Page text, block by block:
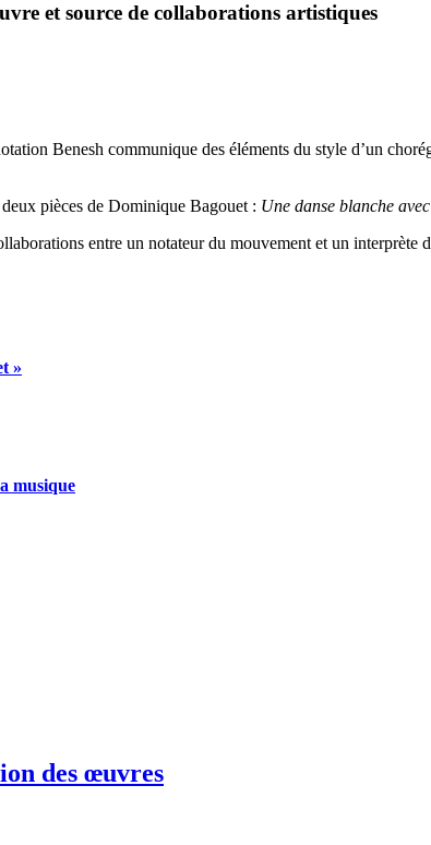
et source de collaborations artistiques
Benesh communique des éléments du style d’un
pièces de Dominique Bagouet : Une danse blanche
entre un notateur du mouvement et un
»
musique
des œuvres